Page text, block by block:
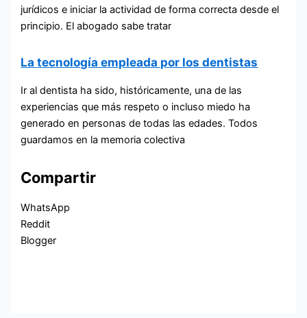
jurídicos e iniciar la actividad de forma correcta desde el
principio. El abogado sabe tratar
La tecnología empleada por los dentistas
Ir al dentista ha sido, históricamente, una de las
experiencias que más respeto o incluso miedo ha
generado en personas de todas las edades. Todos
guardamos en la memoria colectiva
Compartir
WhatsApp
Reddit
Blogger